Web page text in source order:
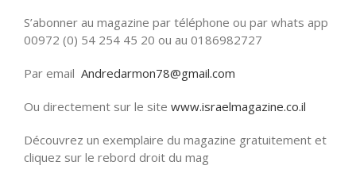
S’abonner au magazine par téléphone ou par whats app
00972 (0) 54 254 45 20 ou au 0186982727
Par email Andredarmon78@gmail.com
Ou directement sur le site www.israelmagazine.co.il
Découvrez un exemplaire du magazine gratuitement et
cliquez sur le rebord droit du mag